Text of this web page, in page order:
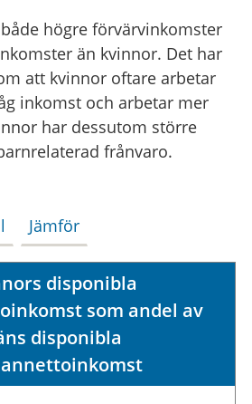
högre förvärvinkomster
än kvinnor. Det har
att kvinnor oftare arbetar
inkomst och arbetar mer
har dessutom större
frånvaro.
Jämför
disponibla
som andel av
disponibla